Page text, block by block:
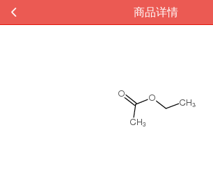
商品详情